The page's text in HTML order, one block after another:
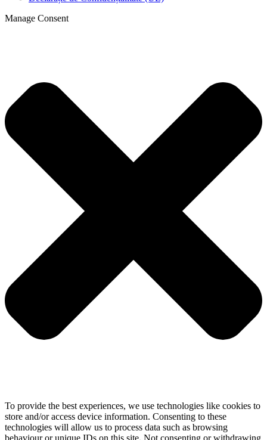
Manage Consent
To provide the best experiences, we use technologies like cookies to
store and/or access device information. Consenting to these
technologies will allow us to process data such as browsing